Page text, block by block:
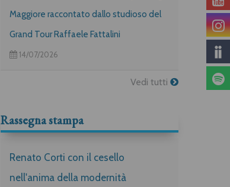
Maggiore raccontato dallo studioso del
Grand Tour Raffaele Fattalini
14/07/2026
Vedi tutti
Rassegna stampa
Renato Corti con il cesello
nell'anima della modernità